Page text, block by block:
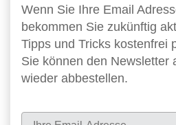
Wenn Sie Ihre Email
bekommen Sie zukünftig
Tipps und Tricks kostenfrei
Sie können den Newsletter
wieder abbestellen.